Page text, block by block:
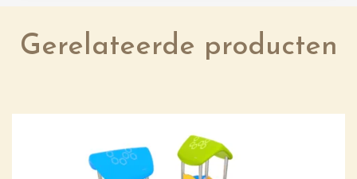
Gerelateerde producten